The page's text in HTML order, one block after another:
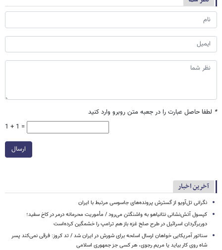
* لطفا حاصل عبارت را در جعبه متن روبرو وارد کنید
1 + 1 =
ارسال
آخرین اخبار
نگرانی تل‌آویو از گسترش پرونده‌های جاسوسی مرتبط با ایران
کپسول آتش‌نشانی نتانیاهو به واشنگتن می‌رود / مأموریت محرمانه درمر در کاخ سفید؛
دوربرگردان اسرائیل در طرح صلح غزه باز هم ترامپ را خشمگین کرده‌است
سناتور آمریکایی خواهان ارسال اسلحه برای شورش در ایران شد / تد کروز: فرقی نمی‌کند پسر
شاه روی کار بیاید یا مریم رجوی، هر کسی جز جمهوری اسلامی